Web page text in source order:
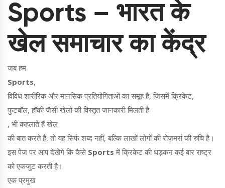
Sports – भारत के
खेल समाचार का केंद्र
जब हम
Sports,
विविध शारीरिक और मानसिक प्रतियोगिताओं का समूह है, जिसमें क्रिकेट,
फुटबॉल, हॉकी जैसी खेलों की विस्तृत जानकारी मिलती है
, भी कहलाते हैंखेल
की बात करते हैं, तो यह सिर्फ शब्द नहीं, बल्कि लाखों लोगों की रोज़मर्रा की रुचि है।
इस पेज पर आप देखेंगे कि कैसे Sports में क्रिकेट की धड़कन कई बार राष्ट्र
को एकजुट करती है।
एक प्रमुख